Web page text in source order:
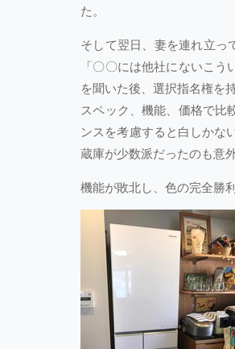
た。
そして翌日、妻を連れ立っ
「〇〇には他社にないこ
を聞いた後、選択指名権を
スペック、機能、価格で比
ンスを考慮すると白しかな
蔵庫が少数派だったのも意
機能が敗北し、色の完全勝